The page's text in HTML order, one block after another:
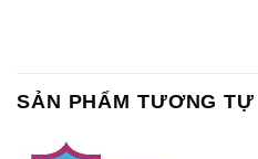
SẢN PHẨM TƯƠNG TỰ